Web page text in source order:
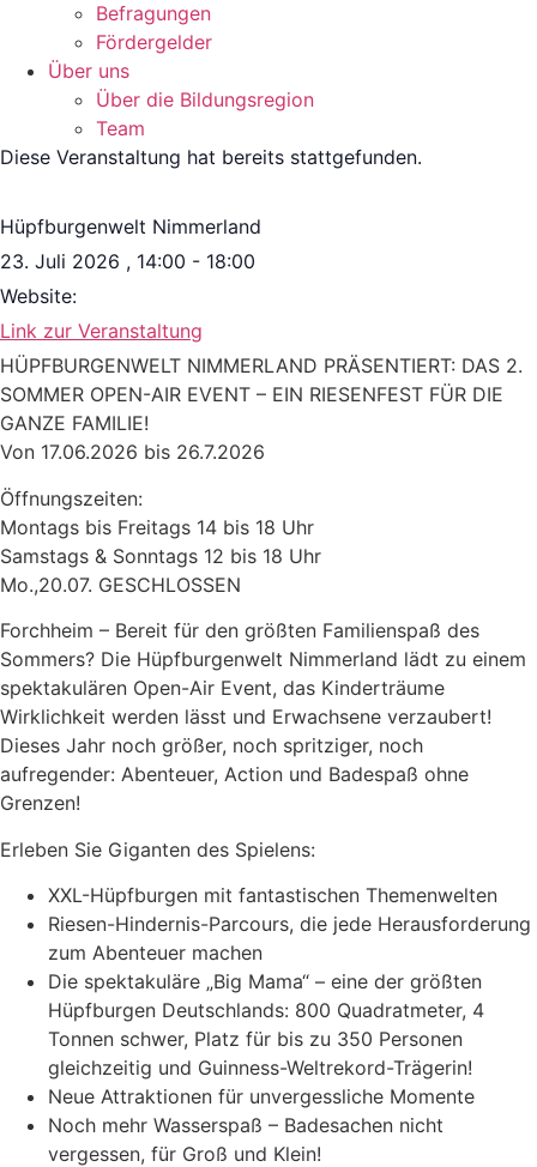
Befragungen
Förder­gelder
Über uns
Über die Bildungsregion
Team
Diese Veranstaltung hat bereits stattgefunden.
Hüpfburgenwelt Nimmerland
23. Juli 2026 , 14:00 - 18:00
Website:
Link zur Veranstaltung
HÜPFBURGENWELT NIMMERLAND PRÄSENTIERT: DAS 2.
SOMMER OPEN-AIR EVENT – EIN RIESENFEST FÜR DIE
GANZE FAMILIE!
Von 17.06.2026 bis 26.7.2026
Öffnungszeiten:
Montags bis Freitags 14 bis 18 Uhr
Samstags & Sonntags 12 bis 18 Uhr
Mo.,20.07. GESCHLOSSEN
Forchheim – Bereit für den größten Familienspaß des
Sommers? Die Hüpfburgenwelt Nimmerland lädt zu einem
spektakulären Open-Air Event, das Kinderträume
Wirklichkeit werden lässt und Erwachsene verzaubert!
Dieses Jahr noch größer, noch spritziger, noch
aufregender: Abenteuer, Action und Badespaß ohne
Grenzen!
Erleben Sie Giganten des Spielens:
XXL-Hüpfburgen mit fantastischen Themenwelten
Riesen-Hindernis-Parcours, die jede Herausforderung
zum Abenteuer machen
Die spektakuläre „Big Mama“ – eine der größten
Hüpfburgen Deutschlands: 800 Quadratmeter, 4
Tonnen schwer, Platz für bis zu 350 Personen
gleichzeitig und Guinness-Weltrekord-Trägerin!
Neue Attraktionen für unvergessliche Momente
Noch mehr Wasserspaß – Badesachen nicht
vergessen, für Groß und Klein!